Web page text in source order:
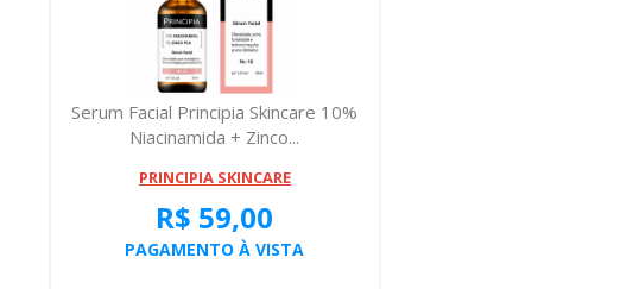
Serum Facial Principia Skincare 10%
Niacinamida + Zinco...
PRINCIPIA SKINCARE
R$ 59,00
PAGAMENTO À VISTA